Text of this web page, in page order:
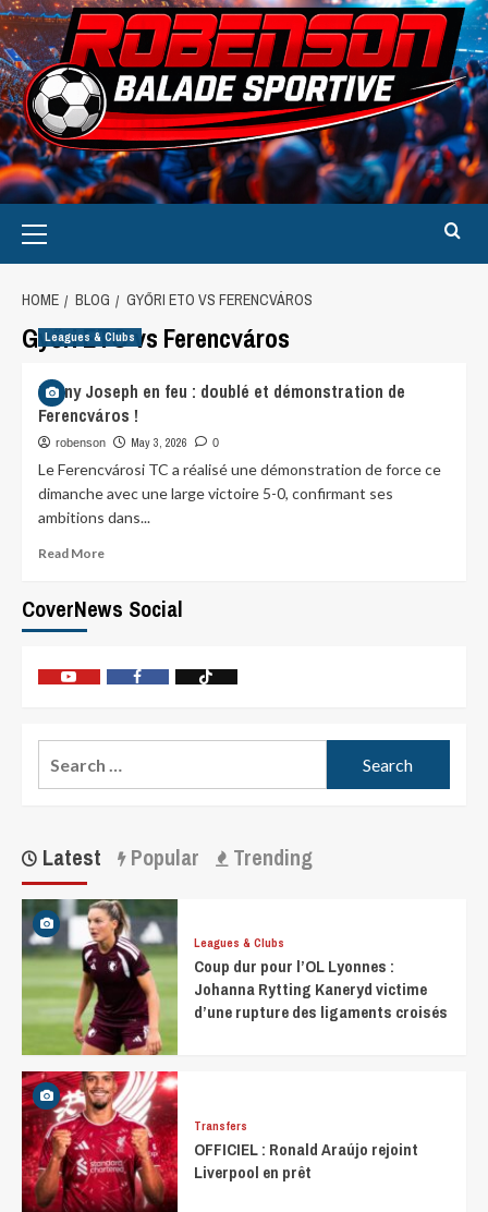
HOME BLOG GYŐRI ETO VS FERENCVÁROS
Győri ETO vs Ferencváros
Leagues & Clubs
Lenny Joseph en feu : doublé et démonstration de
Ferencváros !
robenson May 3, 2026 0
Le Ferencvárosi TC a réalisé une démonstration de force ce
dimanche avec une large victoire 5-0, confirmant ses
ambitions dans...
Read More
CoverNews Social
Latest Popular Trending
Leagues & Clubs
Coup dur pour l’OL Lyonnes :
Johanna Rytting Kaneryd victime
d’une rupture des ligaments croisés
Transfers
OFFICIEL : Ronald Araújo rejoint
Liverpool en prêt